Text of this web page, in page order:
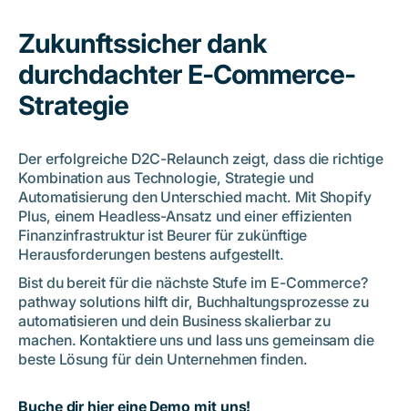
Zukunftssicher dank
durchdachter E-Commerce-
Strategie
Der erfolgreiche D2C-Relaunch zeigt, dass die richtige
Kombination aus Technologie, Strategie und
Automatisierung den Unterschied macht. Mit Shopify
Plus, einem Headless-Ansatz und einer effizienten
Finanzinfrastruktur ist Beurer für zukünftige
Herausforderungen bestens aufgestellt.
Bist du bereit für die nächste Stufe im E-Commerce?
pathway solutions hilft dir, Buchhaltungsprozesse zu
automatisieren und dein Business skalierbar zu
machen. Kontaktiere uns und lass uns gemeinsam die
beste Lösung für dein Unternehmen finden.
Buche dir hier eine Demo mit uns!